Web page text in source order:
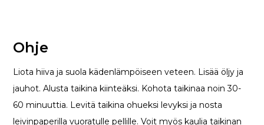
Ohje
Liota hiiva ja suola kädenlämpöiseen veteen. Lisää öljy ja
jauhot. Alusta taikina kiinteäksi. Kohota taikinaa noin 30-
60 minuuttia. Levitä taikina ohueksi levyksi ja nosta
leivinpaperilla vuoratulle pellille. Voit myös kaulia taikinan